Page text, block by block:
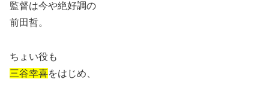
監督は今や絶好調の
前田哲。
ちょい役も
三谷幸喜をはじめ、